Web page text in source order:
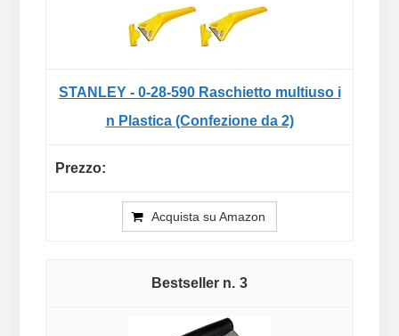
STANLEY - 0-28-590 Raschietto multiuso i
n Plastica (Confezione da 2)
Acquista su Amazon
3